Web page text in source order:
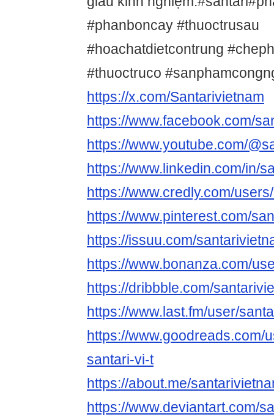
#phanboncay #thuoctrusau
#hoachatdietcontrung
#thuoctruco
https://x.com/Santarivietnam
https://www.facebook.com/
https://www.youtube.com/
https://www.linkedin.com/in/
https://www.credly.com/
https://www.pinterest.com/
https://issuu.com/
https://www.bonanza.com/
https://dribbble.com/
https://www.last.fm/user/
https://www.goodreads.com/
santari-vi-t
https://about.me/
https://www.deviantart.com/